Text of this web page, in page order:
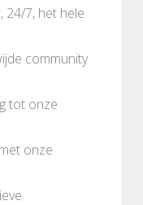
24/7, het hele
community
tot onze
onze